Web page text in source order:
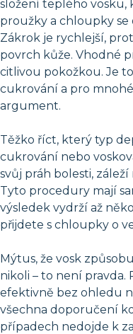
složení teplého vosku,
proužky a chloupky
Zákrok je rychlejší,
povrch kůže. Vhodné
citlivou pokožkou. Je
cukrování a pro
argument.
Těžko říct, který typ
cukrování nebo
svůj práh bolesti,
Tyto procedury mají
výsledek vydrží až
přijdete s chloupky o
Mýtus, že vosk
nikoli – to není
efektivně bez ohledu
všechna doporučení
případech nedojde k